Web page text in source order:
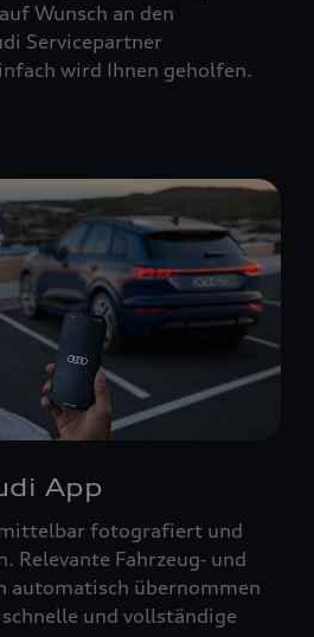
Wunsch an den
Servicepartner
wird Ihnen geholfen.
App
fotografiert und
Relevante Fahrzeug‑ und
automatisch übernommen
und vollständige